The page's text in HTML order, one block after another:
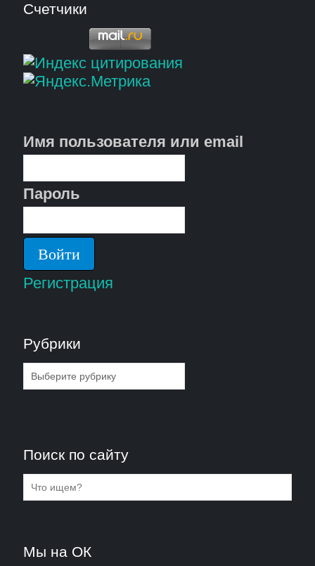
Счетчики
Имя пользователя или email
Пароль
Регистрация
Рубрики
Рубрики
Поиск по сайту
Мы на ОК